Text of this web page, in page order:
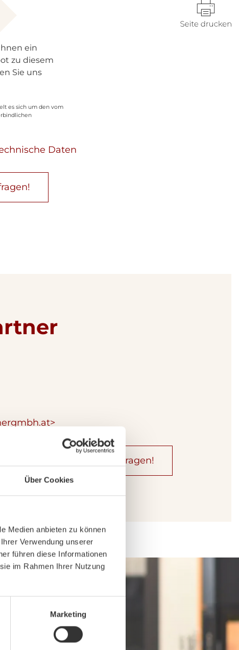
Über Cookies
Medien anbieten zu können
Verwendung unserer
führen diese Informationen
im Rahmen Ihrer Nutzung
Marketing
ein
zu diesem
Sie uns
es sich um den vom
Daten
Produkt anfragen!